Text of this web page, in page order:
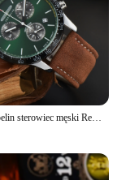
Moda Zeppelin sterowiec męski Retro biznes rozrywka męski zegarek modny zegarek 2 kolory